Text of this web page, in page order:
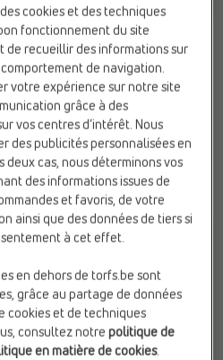
€
BOTTINES À TALONS
Tango
€ 130,00
Fermeture:Fermeture éclair
Hauteur de talon:Entre (5 - 8
cm)
Marque:Tango
cookies et des techniques
fonctionnement du site
de recueillir des informations sur
de navigation.
votre expérience sur notre site
grâce à des
vos centres d’intérêt. Nous
des publicités personnalisées en
deux cas, nous déterminons vos
des informations issues de
et favoris, de votre
ainsi que des données de tiers si
à cet effet.
en dehors de torfs.be sont
grâce au partage de données
cookies et de techniques
consultez notrepolitique de
en matière de cookies.